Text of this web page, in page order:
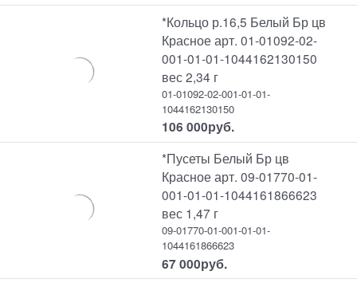
*Кольцо р.16,5 Белый Бр цв
Красное арт. 01-01092-02-
001-01-01-1044162130150
вес 2,34 г
01-01092-02-001-01-01-
1044162130150
106 000руб.
*Пусеты Белый Бр цв
Красное арт. 09-01770-01-
001-01-01-1044161866623
вес 1,47 г
09-01770-01-001-01-01-
1044161866623
67 000руб.